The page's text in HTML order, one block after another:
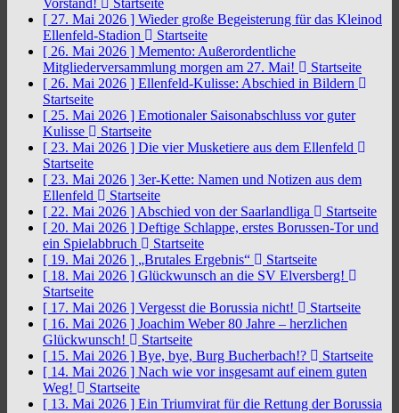
Vorstand!
Startseite
[ 27. Mai 2026 ] Wieder große Begeisterung für das Kleinod
Ellenfeld-Stadion
Startseite
[ 26. Mai 2026 ] Memento: Außerordentliche
Mitgliederversammlung morgen am 27. Mai!
Startseite
[ 26. Mai 2026 ] Ellenfeld-Kulisse: Abschied in Bildern
Startseite
[ 25. Mai 2026 ] Emotionaler Saisonabschluss vor guter
Kulisse
Startseite
[ 23. Mai 2026 ] Die vier Musketiere aus dem Ellenfeld
Startseite
[ 23. Mai 2026 ] 3er-Kette: Namen und Notizen aus dem
Ellenfeld
Startseite
[ 22. Mai 2026 ] Abschied von der Saarlandliga
Startseite
[ 20. Mai 2026 ] Deftige Schlappe, erstes Borussen-Tor und
ein Spielabbruch
Startseite
[ 19. Mai 2026 ] „Brutales Ergebnis“
Startseite
[ 18. Mai 2026 ] Glückwunsch an die SV Elversberg!
Startseite
[ 17. Mai 2026 ] Vergesst die Borussia nicht!
Startseite
[ 16. Mai 2026 ] Joachim Weber 80 Jahre – herzlichen
Glückwunsch!
Startseite
[ 15. Mai 2026 ] Bye, bye, Burg Bucherbach!?
Startseite
[ 14. Mai 2026 ] Nach wie vor insgesamt auf einem guten
Weg!
Startseite
[ 13. Mai 2026 ] Ein Triumvirat für die Rettung der Borussia